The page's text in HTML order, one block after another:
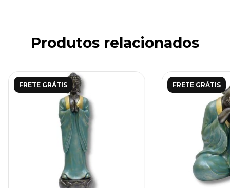
Produtos relacionados
FRETE GRÁTIS FRETE GRÁTIS